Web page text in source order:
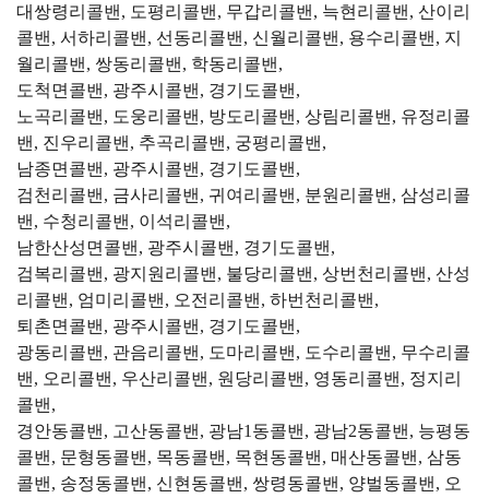
대쌍령리콜밴, 도평리콜밴, 무갑리콜밴, 늑현리콜밴, 산이리
콜밴, 서하리콜밴, 선동리콜밴, 신월리콜밴, 용수리콜밴, 지
월리콜밴, 쌍동리콜밴, 학동리콜밴,
도척면콜밴, 광주시콜밴, 경기도콜밴,
노곡리콜밴, 도웅리콜밴, 방도리콜밴, 상림리콜밴, 유정리콜
밴, 진우리콜밴, 추곡리콜밴, 궁평리콜밴,
남종면콜밴, 광주시콜밴, 경기도콜밴,
검천리콜밴, 금사리콜밴, 귀여리콜밴, 분원리콜밴, 삼성리콜
밴, 수청리콜밴, 이석리콜밴,
남한산성면콜밴, 광주시콜밴, 경기도콜밴,
검복리콜밴, 광지원리콜밴, 불당리콜밴, 상번천리콜밴, 산성
리콜밴, 엄미리콜밴, 오전리콜밴, 하번천리콜밴,
퇴촌면콜밴, 광주시콜밴, 경기도콜밴,
광동리콜밴, 관음리콜밴, 도마리콜밴, 도수리콜밴, 무수리콜
밴, 오리콜밴, 우산리콜밴, 원당리콜밴, 영동리콜밴, 정지리
콜밴,
경안동콜밴, 고산동콜밴, 광남1동콜밴, 광남2동콜밴, 능평동
콜밴, 문형동콜밴, 목동콜밴, 목현동콜밴, 매산동콜밴, 삼동
콜밴, 송정동콜밴, 신현동콜밴, 쌍령동콜밴, 양벌동콜밴, 오